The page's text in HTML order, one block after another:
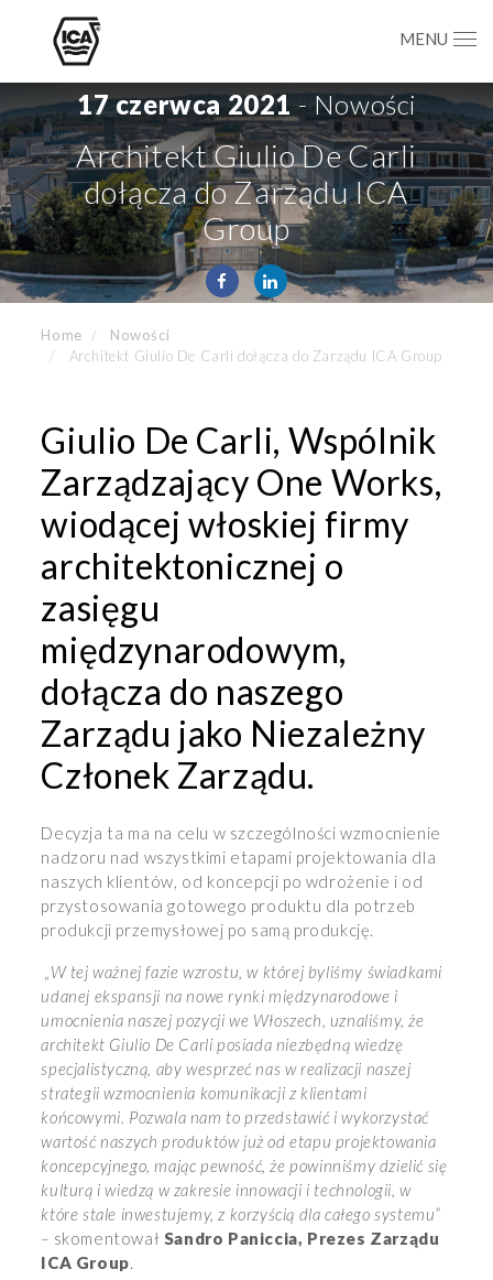
MENU
17 czerwca 2021- Nowości
Architekt Giulio De Carli
dołącza do Zarządu ICA
Group
Home
Nowości
Architekt Giulio De Carli dołącza do Zarządu ICA Group
Giulio De Carli, Wspólnik
Zarządzający One Works,
wiodącej włoskiej firmy
architektonicznej o
zasięgu
międzynarodowym,
dołącza do naszego
Zarządu jako Niezależny
Członek Zarządu.
Decyzja ta ma na celu w szczególności wzmocnienie
nadzoru nad wszystkimi etapami projektowania dla
naszych klientów, od koncepcji po wdrożenie i od
przystosowania gotowego produktu dla potrzeb
produkcji przemysłowej po samą produkcję.
„W tej ważnej fazie wzrostu, w której byliśmy świadkami
udanej ekspansji na nowe rynki międzynarodowe i
umocnienia naszej pozycji we Włoszech, uznaliśmy, że
architekt Giulio De Carli posiada niezbędną wiedzę
specjalistyczną, aby wesprzeć nas w realizacji naszej
strategii wzmocnienia komunikacji z klientami
końcowymi. Pozwala nam to przedstawić i wykorzystać
wartość naszych produktów już od etapu projektowania
koncepcyjnego, mając pewność, że powinniśmy dzielić się
kulturą i wiedzą w zakresie innowacji i technologii, w
które stale inwestujemy, z korzyścią dla całego systemu”
– skomentował Sandro Paniccia, Prezes Zarządu
ICA Group.